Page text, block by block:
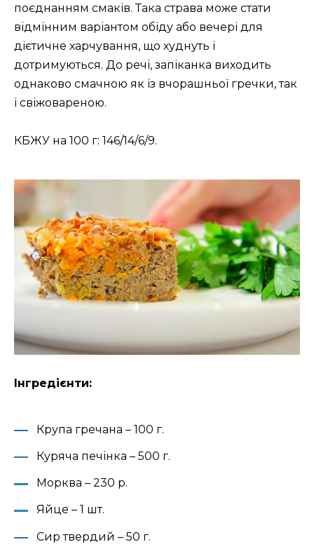
поєднанням смаків. Така страва може стати
відмінним варіантом обіду або вечері для
дієтичне харчування, що худнуть і
дотримуються. До речі, запіканка виходить
однаково смачною як із вчорашньої гречки, так
і свіжовареною.
КБЖУ на 100 г: 146/14/6/9.
Інгредієнти:
Крупа гречана – 100 г.
Куряча печінка – 500 г.
Морква – 230 р.
Яйце – 1 шт.
Сир твердий – 50 г.